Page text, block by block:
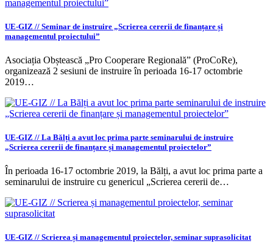
UE-GIZ // Seminar de instruire „Scrierea cererii de finanțare și
managementul proiectului”
Asociația Obștească „Pro Cooperare Regională” (ProCoRe),
organizează 2 sesiuni de instruire în perioada 16-17 octombrie
2019…
UE-GIZ // La Bălți a avut loc prima parte seminarului de instruire
„Scrierea cererii de finanțare și managementul proiectelor”
În perioada 16-17 octombrie 2019, la Bălți, a avut loc prima parte a
seminarului de instruire cu genericul „Scrierea cererii de…
UE-GIZ // Scrierea și managementul proiectelor, seminar suprasolicitat